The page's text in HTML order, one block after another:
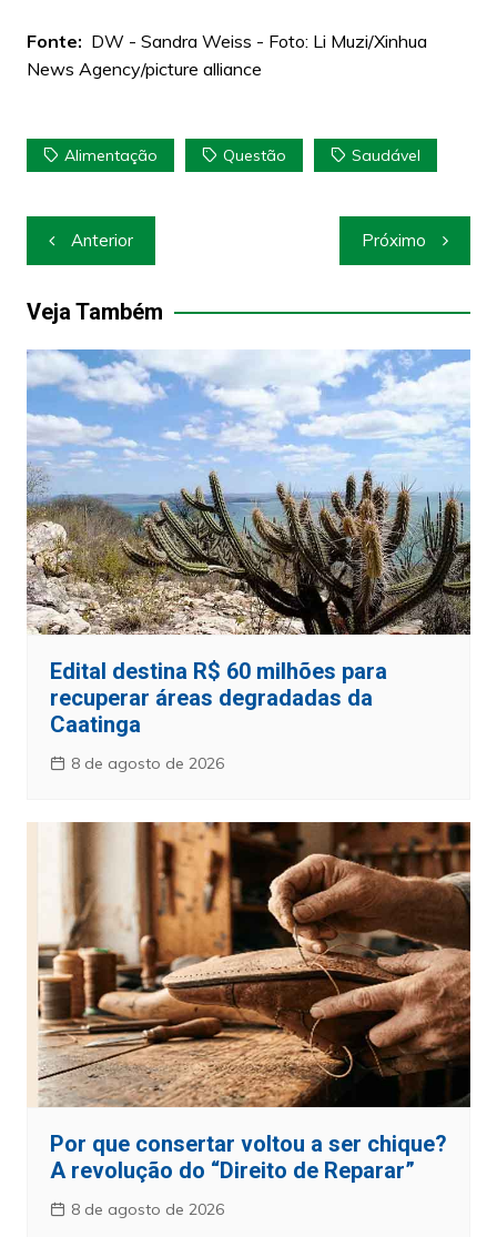
Fonte: DW - Sandra Weiss - Foto: Li Muzi/Xinhua
News Agency/picture alliance
Alimentação Questão Saudável
Navegação
de
Post
Anterior Próximo
Veja Também
Edital destina R$ 60 milhões para
recuperar áreas degradadas da
Caatinga
8 de agosto de 2026
Por que consertar voltou a ser chique?
A revolução do “Direito de Reparar”
8 de agosto de 2026